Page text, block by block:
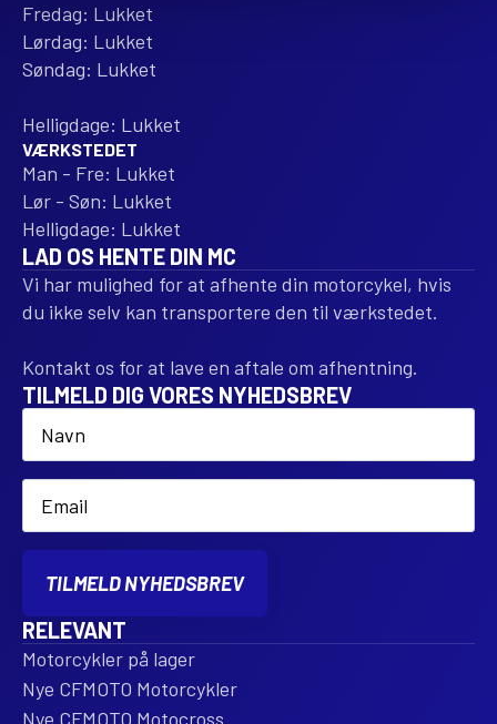
Fredag: Lukket
Lørdag: Lukket
Søndag: Lukket
Helligdage: Lukket
VÆRKSTEDET
Man - Fre: Lukket
Lør - Søn: Lukket
Helligdage: Lukket
LAD OS HENTE DIN MC
Vi har mulighed for at afhente din motorcykel, hvis
du ikke selv kan transportere den til værkstedet.
Kontakt os for at lave en aftale om afhentning.
TILMELD DIG VORES NYHEDSBREV
Name
Email
TILMELD NYHEDSBREV
RELEVANT
Motorcykler på lager
Nye CFMOTO Motorcykler
Nye CFMOTO Motocross